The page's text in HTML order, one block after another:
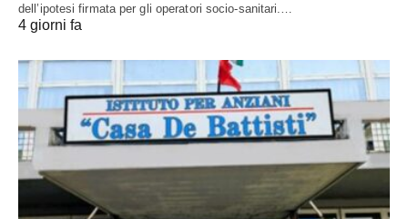
dell’ipotesi firmata per gli operatori socio-sanitari.…
4 giorni fa